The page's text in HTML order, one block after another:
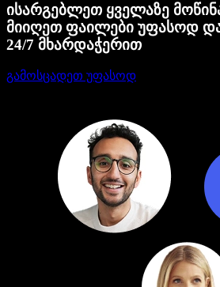
ისარგებლეთ ყველაზე
მიიღეთ ფაილები უფასოდ
24/7 მხარდაჭერით
გამოსცადეთ უფასოდ